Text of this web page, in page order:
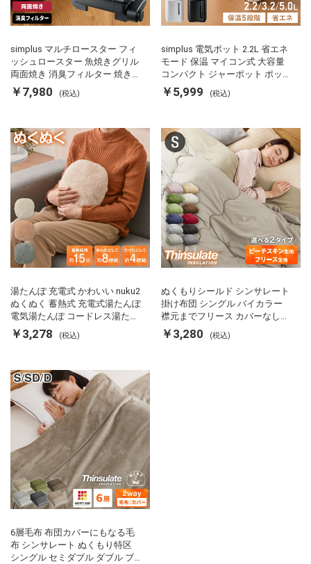
simplus マルチロースター フィ
ッシュロースター 魚焼きグリル
両面焼き 消臭フィルター 焼き魚
両面ヒーター タイマー付き SP-
FRS01 マットブラック シンプラ
￥7,980 (税込)
simplus 電気ポット 2.2L 省エネ
モード 保温 マイコン式 大容量
コンパクト ジャーポット ポット
カルキ抜き 空焚き防止 温度調節
軽量 SP-PD22 シンプラス
￥5,999 (税込)
湯たんぽ 充電式 かわいい nuku2
ぬくぬく 蓄熱式 充電式湯たんぽ
電気湯たんぽ コードレス湯たん
ぽ エコ 節電 節約 省エネ 充電式
エコ電気あんか EWT-2143 スリ
￥3,278 (税込)
ぬくもりシールド シンサレート
掛け布団 シングル バイカラー
襟元までフリース カバーなしで
使える 軽い 丸洗い 断熱 保温 抗
菌防臭 洗える 防ダニ 軽量 ホコ
￥3,280 (税込)
6層毛布 布団カバーにもなる毛
布 シンサレート ぬくもり特区
シングル セミダブル ダブル ブ